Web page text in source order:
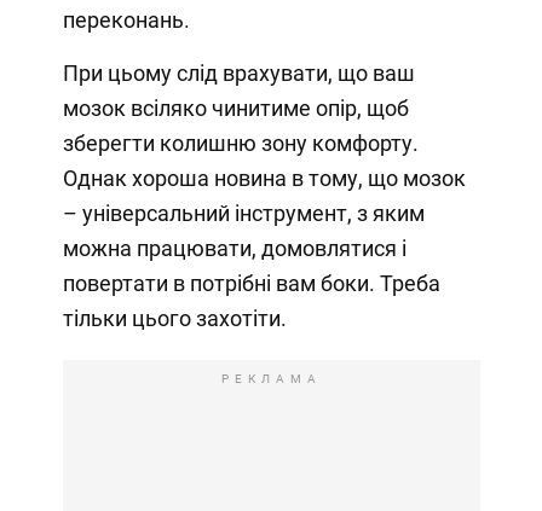
переконань.
При цьому слід врахувати, що ваш
мозок всіляко чинитиме опір, щоб
зберегти колишню зону комфорту.
Однак хороша новина в тому, що мозок
– універсальний інструмент, з яким
можна працювати, домовлятися і
повертати в потрібні вам боки. Треба
тільки цього захотіти.
РЕКЛАМА